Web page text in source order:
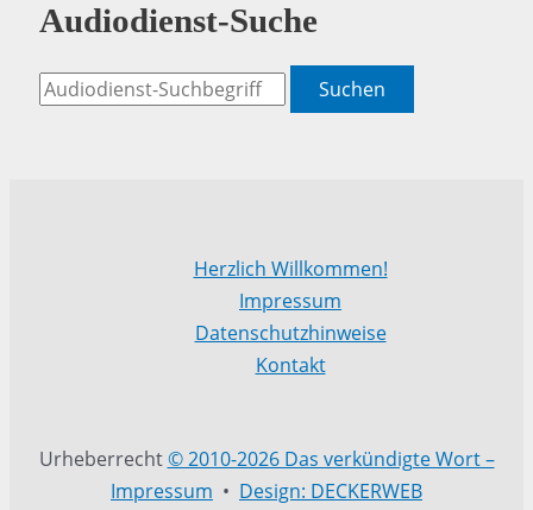
Audiodienst-Suche
Suchen
Herzlich Willkommen!
Impressum
Datenschutzhinweise
Kontakt
Urheberrecht© 2010-2026 Das verkündigte Wort –
Impressum • Design: DECKERWEB